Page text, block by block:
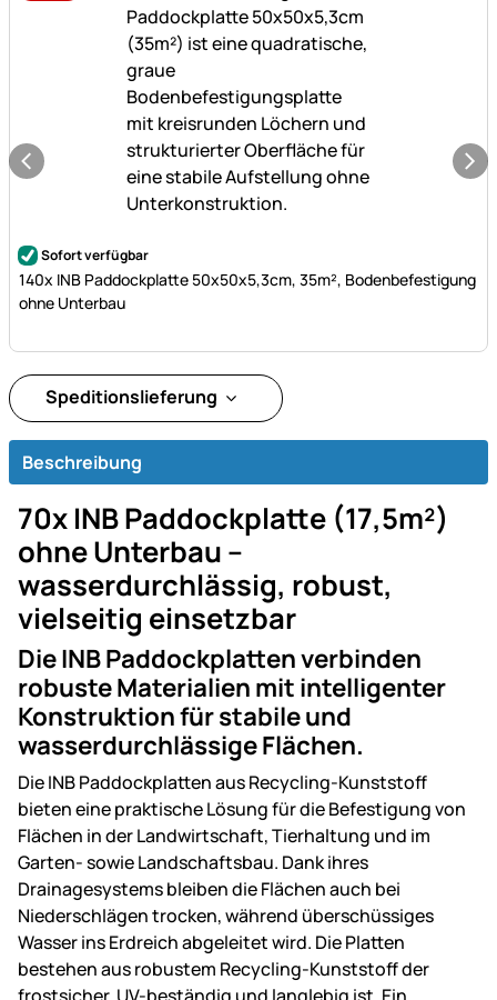
Noch keine Bewertungen abgegeben
Sofort verfügbar
140x INB Paddockplatte 50x50x5,3cm, 35m², Bodenbefestigung
ohne Unterbau
Speditionslieferung
Beschreibung
70x INB Paddockplatte (17,5m²)
ohne Unterbau –
wasserdurchlässig, robust,
vielseitig einsetzbar
Die INB Paddockplatten verbinden
robuste Materialien mit intelligenter
Konstruktion für stabile und
wasserdurchlässige Flächen.
Die INB Paddockplatten aus Recycling-Kunststoff
bieten eine praktische Lösung für die Befestigung von
Flächen in der Landwirtschaft, Tierhaltung und im
Garten- sowie Landschaftsbau. Dank ihres
Drainagesystems bleiben die Flächen auch bei
Niederschlägen trocken, während überschüssiges
Wasser ins Erdreich abgeleitet wird. Die Platten
bestehen aus robustem Recycling-Kunststoff der